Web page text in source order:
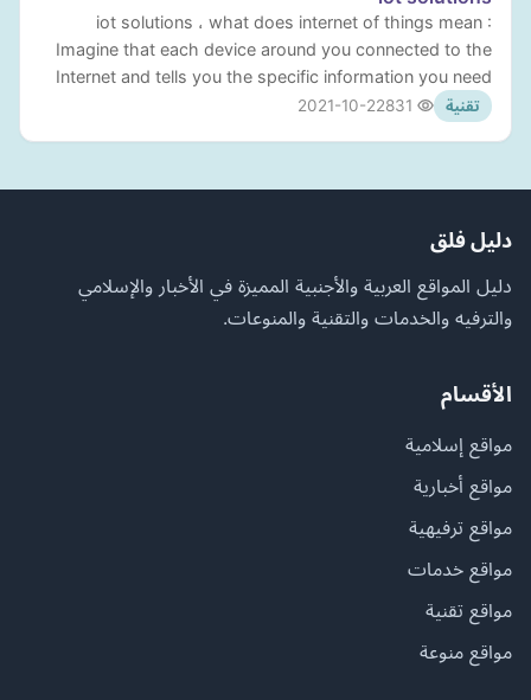
iot solutions ، what does internet of things mean :
Imagine that each device around you connected to the
Internet and tells you the specific information you need
تقنية 2021-10-22
دليل فلق
دليل المواقع العربية والأجنبية المميزة في الأخبار والإسلامي
والترفيه والخدمات والتقنية والمنوعات.
الأقسام
مواقع إسلامية
مواقع أخبارية
مواقع ترفيهية
مواقع خدمات
مواقع تقنية
مواقع منوعة